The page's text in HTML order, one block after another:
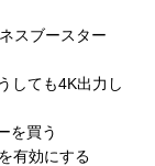
スブースター
しても4K出力し
を買う
有効にする